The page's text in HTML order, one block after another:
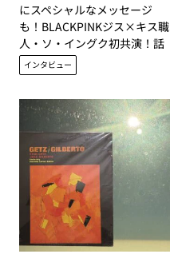
にスペシャルなメッセージ
も！BLACKPINKジス×キス職
人・ソ・イングク初共演！話
題のNetflix『マンスリー彼
氏』
インタビュー